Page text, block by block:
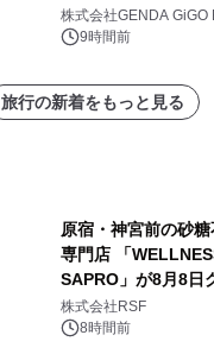
株式会社GENDA GiGO
9時間前
旅行の新着をもっと見る
原宿・神宮前の砂
専門店 「
SAPRO」が8月8日
株式会社RSF
8時間前